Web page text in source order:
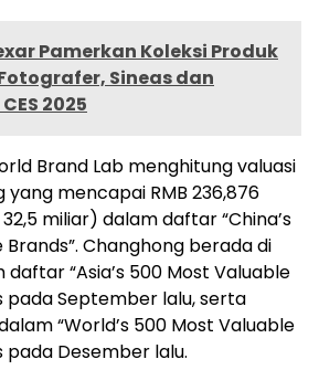
Pamerkan Koleksi Produk
Sineas dan
2025
Brand Lab menghitung valuasi
mencapai RMB 236,876
miliar) dalam daftar “China’s
Changhong berada di
“Asia’s 500 Most Valuable
pada September lalu, serta
“World’s 500 Most Valuable
pada Desember lalu.